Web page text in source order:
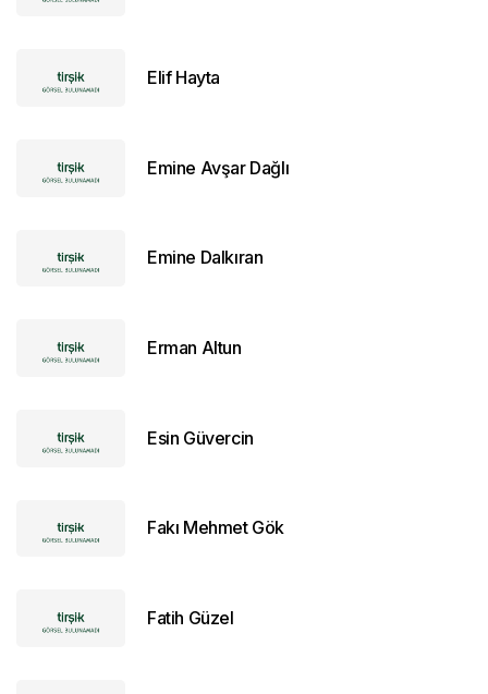
Elif Hayta
Emine Avşar Dağlı
Emine Dalkıran
Erman Altun
Esin Güvercin
Fakı Mehmet Gök
Fatih Güzel